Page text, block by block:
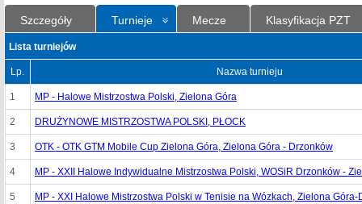
Szczegóły Turnieje Mecze Klasyfikacja PZT
Lista turniejów
Lp. Nazwa turnieju
1 MP - Halowe Mistrzostwa Polski, Zielona Góra
2 DRUŻYNOWE MISTRZOSTWA POLSKI, PŁOCK
3 OTK - OTK GTM Mobile Cup Zielona Góra, Zielona Góra - Drzonków
4 MP - XXII Halowe Indywidualne Mistrzostwa Polski, WOSiR Drzonków -
5 MP - XXI Halowe Mistrzostwa Polski w Tenisie na Wózkach, Zielona Góra-